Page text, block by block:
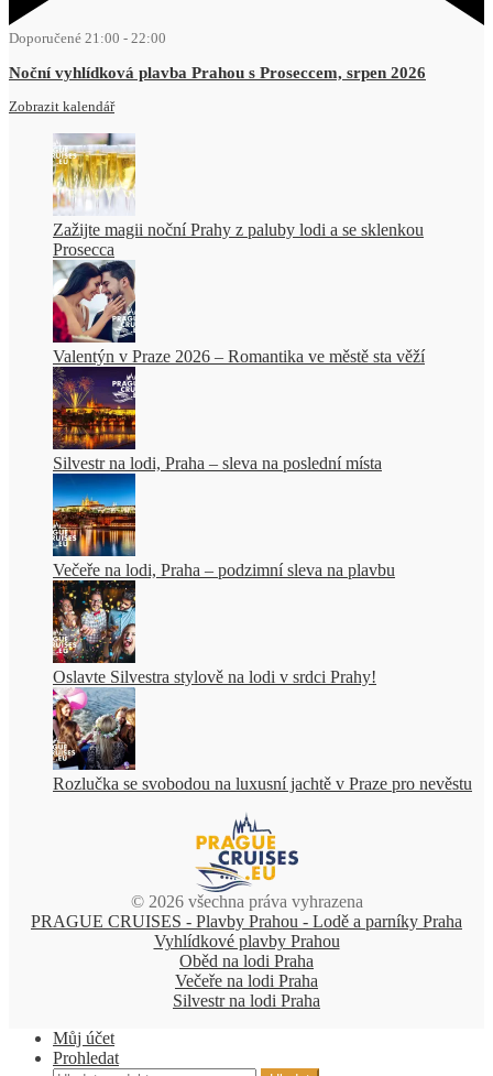
Doporučené 21:00 - 22:00
Noční vyhlídková plavba Prahou s Proseccem, srpen 2026
Zobrazit kalendář
Zažijte magii noční Prahy z paluby lodi a se sklenkou
Prosecca
Valentýn v Praze 2026 – Romantika ve městě sta věží
Silvestr na lodi, Praha – sleva na poslední místa
Večeře na lodi, Praha – podzimní sleva na plavbu
Oslavte Silvestra stylově na lodi v srdci Prahy!
Rozlučka se svobodou na luxusní jachtě v Praze pro nevěstu
© 2026 všechna práva vyhrazena
PRAGUE CRUISES - Plavby Prahou - Lodě a parníky Praha
Vyhlídkové plavby Prahou
Oběd na lodi Praha
Večeře na lodi Praha
Silvestr na lodi Praha
Můj účet
Prohledat